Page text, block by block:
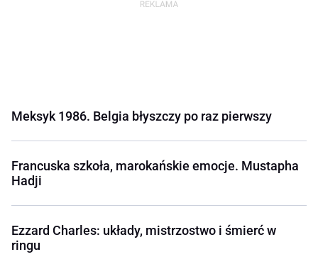
Meksyk 1986. Belgia błyszczy po raz pierwszy
Francuska szkoła, marokańskie emocje. Mustapha
Hadji
Ezzard Charles: układy, mistrzostwo i śmierć w
ringu